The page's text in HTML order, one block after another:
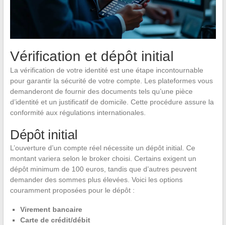
Vérification et dépôt initial
La vérification de votre identité est une étape incontournable
pour garantir la sécurité de votre compte. Les plateformes vous
demanderont de fournir des documents tels qu’une pièce
d’identité et un justificatif de domicile. Cette procédure assure la
conformité aux régulations internationales.
Dépôt initial
L’ouverture d’un compte réel nécessite un dépôt initial. Ce
montant variera selon le broker choisi. Certains exigent un
dépôt minimum de 100 euros, tandis que d’autres peuvent
demander des sommes plus élevées. Voici les options
couramment proposées pour le dépôt :
Virement bancaire
Carte de crédit/débit